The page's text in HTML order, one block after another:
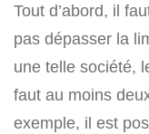
Tout d’abord, il
pas dépasser la
une telle société,
faut au moins
exemple, il est